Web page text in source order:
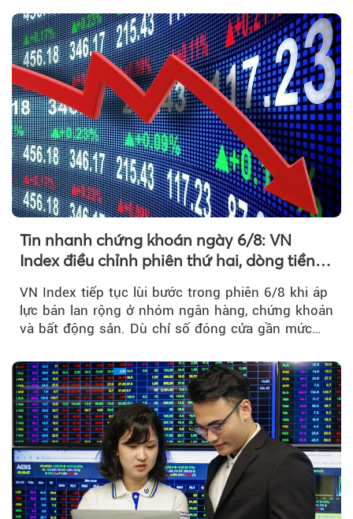
Tin nhanh chứng khoán ngày 6/8: VN
Index điều chỉnh phiên thứ hai, dòng tiền
VN Index tiếp tục lùi bước trong phiên 6/8 khi áp
lực bán lan rộng ở nhóm ngân hàng, chứng khoán
và bất động sản. Dù chỉ số đóng cửa gần mức